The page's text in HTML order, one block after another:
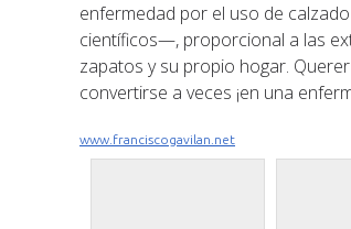
enfermedad por el uso de
científicos—, proporcional a las
zapatos y su propio hogar.
convertirse a veces ¡en una
www.franciscogavilan.net